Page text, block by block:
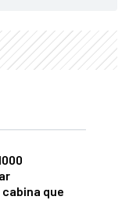
que